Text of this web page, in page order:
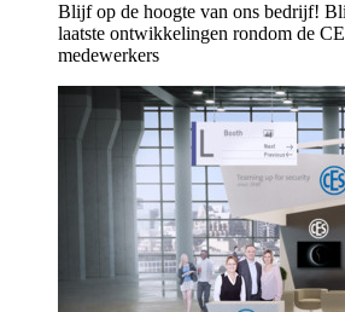
Blijf op de hoogte van ons bedrijf!
laatste ontwikkelingen rondom de
medewerkers